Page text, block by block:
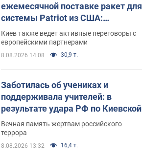
ежемесячной поставке ракет для
системы Patriot из США:
Зеленский раскрыл подробности
Киев также ведет активные переговоры с
европейскими партнерами
8.08.2026 14:08 30,9 т.
Заботилась об учениках и
поддерживала учителей: в
результате удара РФ по Киевской
области погибли директор
киевского лицея, её муж и внук
Вечная память жертвам российского
террора
8.08.2026 13:32 16,4 т.